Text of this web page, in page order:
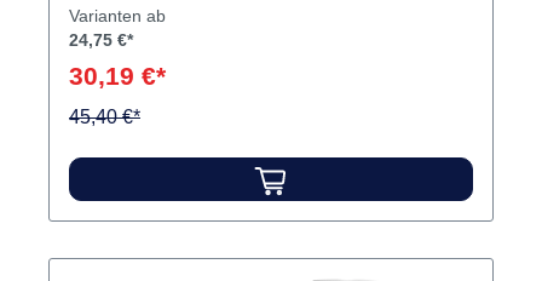
Modellation zuverlässiger als Wachs. Palavit®
unempfindlich beim Bearbeiten und härtet
schnell und sicher aus. Erhalten Sie
Palavit® G, unserem Modellierwerkstoff für die
Gießtechnik. Der selbsthärtende
aus Pulver und Flüssigkeit. Inhalt Pulver
Varianten ab
24,75 €*
30,19 €*
45,40 €*